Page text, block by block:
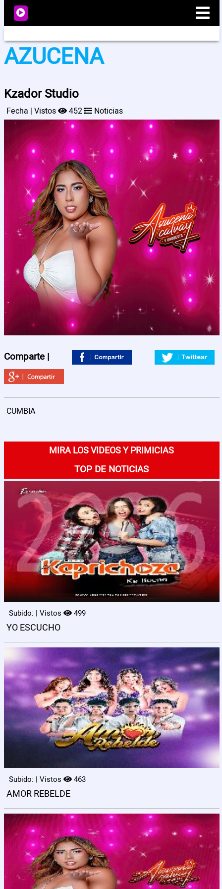
Videos
Programación
Artistas
Nosotros
Contactos
AZUCENA
Kzador Studio
Fecha | Vistos 452 Noticias
Comparte |
CUMBIA
MIRA LOS VIDEOS Y PRIMICIAS
TOP DE NOTICIAS
Subido: | Vistos 499
YO ESCUCHO
Subido: | Vistos 463
AMOR REBELDE